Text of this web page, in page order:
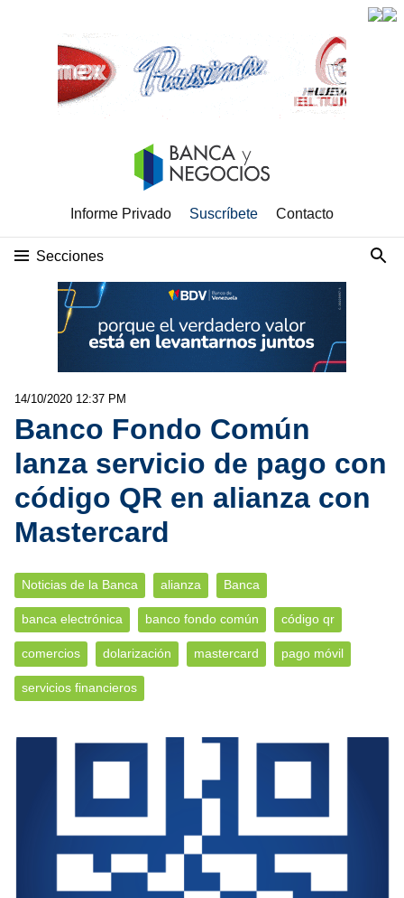
Informe Privado Suscríbete Contacto
Secciones
14/10/2020 12:37 PM
Banco Fondo Común
lanza servicio de pago con
código QR en alianza con
Mastercard
Noticias de la Banca alianza Banca
banca electrónica banco fondo común código qr
comercios dolarización mastercard pago móvil
servicios financieros